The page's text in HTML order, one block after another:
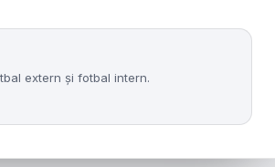
extern și fotbal intern.